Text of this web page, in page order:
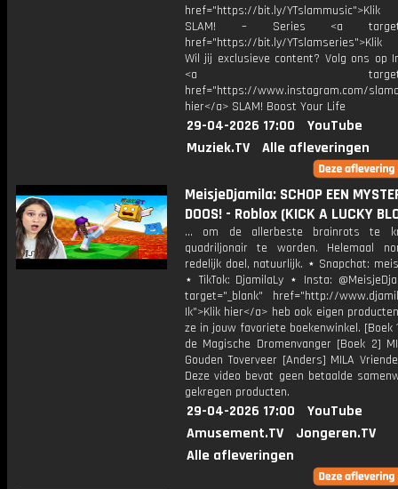
href="https://bit.ly/
SLAM! – Series <a
href="https://bit.ly/
Wil jij exclusieve content? Volg ons op
<a
href="https://www.instagram.com/
hier</a> SLAM! Boost Your Life
29-04-2026 17:00
YouTube
Muziek.TV
Alle afleveringen
MeisjeDjamila: SCHOP EEN
DOOS! - Roblox (KICK A LUCKY
... om de allerbeste brainrots te
quadriljonair te worden. Helemaal
redelijk doel, natuurlijk. ⋆ Snapchat:
⋆ TikTok: DjamilaLy ⋆ Insta:
target="_blank" href="http://
Ik">Klik hier</a> heb ook eigen
ze in jouw favoriete boekenwinkel. [Boek
de Magische Dromenvanger [Boek 2]
Gouden Toverveer [Anders] MILA
Deze video bevat geen betaalde
gekregen producten.
29-04-2026 17:00
YouTube
Amusement.TV
Jongeren.TV
Alle afleveringen